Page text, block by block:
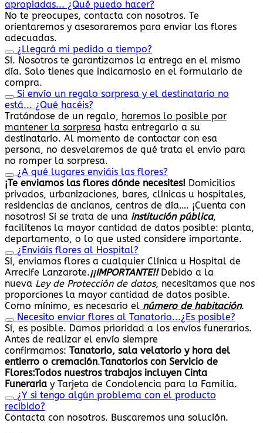
apropiadas... ¿Qué puedo hacer?
No te preocupes, contacta con nosotros. Te
orientaremos y asesoraremos para enviar las flores
adecuadas.
¿Llegará mi pedido a tiempo?
Sí. Nosotros te garantizamos la entrega en el mismo
día. Solo tienes que indicarnoslo en el formulario de
compra.
Si envío un regalo sorpresa y el destinatario no
está... ¿Qué hacéis?
Tratándose de un regalo, haremos lo posible por
mantener la sorpresa hasta entregarlo a su
destinatario. Al momento de contactar con esa
persona, no desvelaremos de qué trata el envío para
no romper la sorpresa.
¿A qué lugares enviáis las flores?
¡Te enviamos las flores dónde necesites! Domicilios
privados, urbanizaciones, bares, clínicas u hospitales,
residencias de ancianos, centros de día…. ¡Cuenta con
nosotros! Si se trata de una institución pública,
facilítenos la mayor cantidad de datos posible: planta,
departamento, o lo que usted considere importante.
¿Enviáis flores al Hospital?
Sí, enviamos flores a cualquier Clínica u Hospital de
Arrecife Lanzarote.¡¡IMPORTANTE!! Debido a la
nueva Ley de Protección de datos, necesitamos que nos
proporciones la mayor cantidad de datos posible.
Como mínimo, es necesario el número de habitación.
Necesito enviar flores al Tanatorio...¿Es posible?
Sí, es posible. Damos prioridad a los envíos funerarios.
Antes de realizar el envío siempre
confirmamos: Tanatorio, sala velatorio y hora del
entierro o cremación.Tanatorios con Servicio de
Flores:Todos nuestros trabajos incluyen Cinta
Funeraria y Tarjeta de Condolencia para la Familia.
¿Y si tengo algún problema con el producto
recibido?
Contacta con nosotros. Buscaremos una solución.